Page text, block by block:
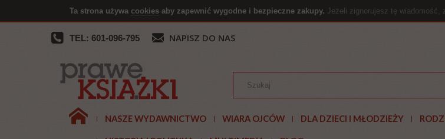
Ta strona używa cookies aby zapewnić wygodne i bezpieczne zakupy. Jeżeli zignorujesz tę wiadomość,
TEL: 601-096-795 NAPISZ DO NAS
NASZE WYDAWNICTWO WIARA OJCÓW DLA DZIECI I MŁODZIEŻY